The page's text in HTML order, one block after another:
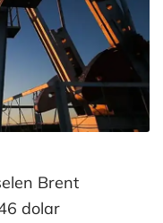
Brent
dolar